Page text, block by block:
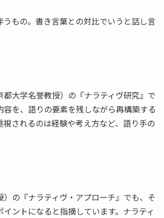
うもの。書き言葉との対比でいうと話し言
都大学名誉教授）の『ナラティヴ研究』で
を、語りの要素を残しながら再構築する
されるのは経験や考え方など、語り手の
）の『ナラティヴ・アプローチ』でも、そ
ントになると指摘しています。ナラティ